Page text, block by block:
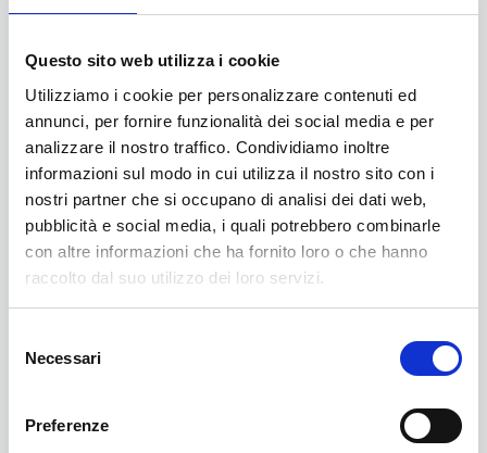
Questo sito web utilizza i cookie
Utilizziamo i cookie per personalizzare contenuti ed
annunci, per fornire funzionalità dei social media e per
analizzare il nostro traffico. Condividiamo inoltre
informazioni sul modo in cui utilizza il nostro sito con i
nostri partner che si occupano di analisi dei dati web,
pubblicità e social media, i quali potrebbero combinarle
con altre informazioni che ha fornito loro o che hanno
raccolto dal suo utilizzo dei loro servizi.
delNecessari
Preferenze
I biglietti ferroviari saranno eventualmente modificabili per quanto
Modulo di registrazione
Tutti i partecipanti dovranno registrarsi compilando l'apposito modulo al
link: https://forms.cloud.microsoft/e/KBNQymNcUA
E' importante compilare il modulo il prima possibile anche per la
definizione dei titoli di viaggio.
In allegato trovate l’agenda preliminare dell’incontro .
Agenda
Preliminare Incontro FedEmo Giovani 2026